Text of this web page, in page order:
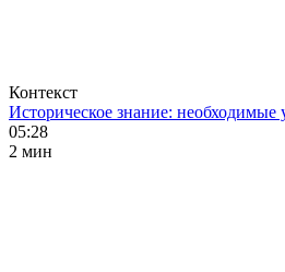
Контекст
Историческое знание: необходимые
05:28
2 мин